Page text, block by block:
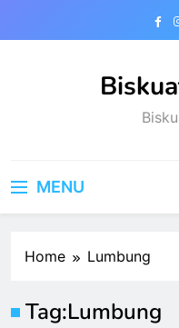
MENU
Home Lumbung
Tag:Lumbung